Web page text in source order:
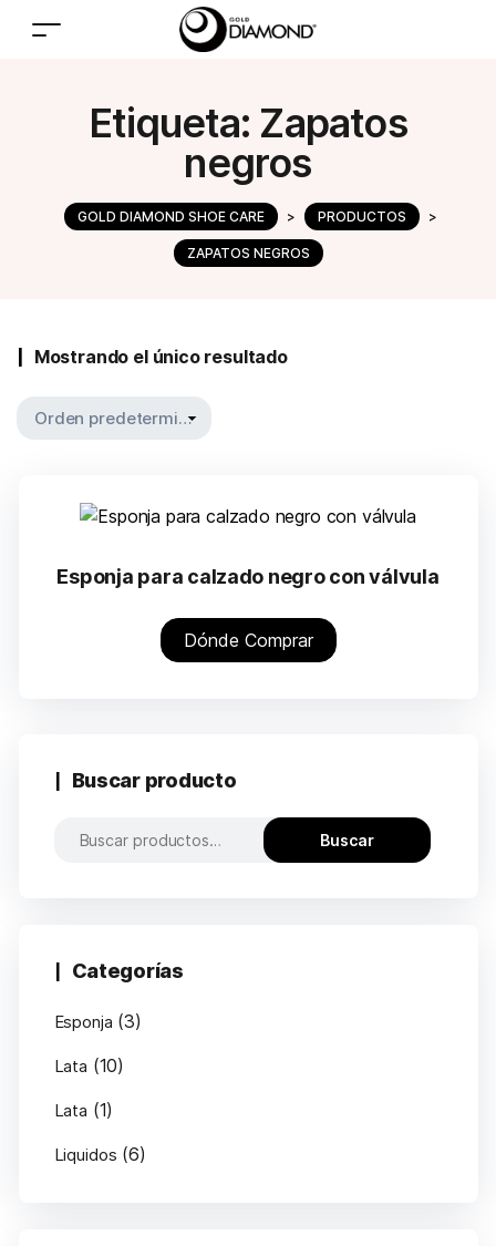
Etiqueta: Zapatos
negros
GOLD DIAMOND SHOE CARE > PRODUCTOS >
ZAPATOS NEGROS
Mostrando el único resultado
Esponja para calzado negro con válvula
Dónde Comprar
Buscar producto
Buscar
Categorías
Esponja (3)
Lata (10)
Lata (1)
Liquidos (6)